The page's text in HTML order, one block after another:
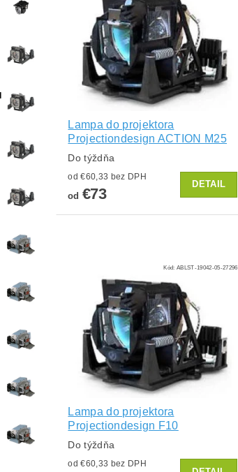
Lampa do projektora
Projectiondesign ACTION M25
Do týždňa
od €60,33 bez DPH
od €73
DETAIL
Kód:ABLST-19042-05-27296
Lampa do projektora
Projectiondesign F10
Do týždňa
od €60,33 bez DPH